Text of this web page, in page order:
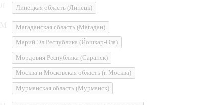
Липецкая область (Липецк)
Магаданская область (Магадан)
Марий Эл Республика (Йошкар-Ола)
Мордовия Республика (Саранск)
Москва и Московская область (г. Москва)
Мурманская область (Мурманск)